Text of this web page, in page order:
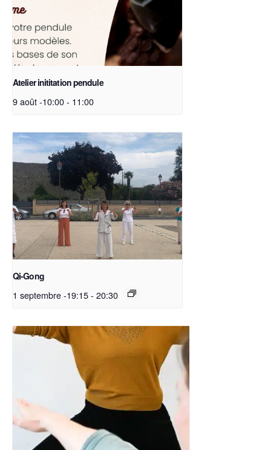
Atelier inititation pendule
9 août -10:00- 11:00
Qi-Gong
1 septembre -19:15- 20:30